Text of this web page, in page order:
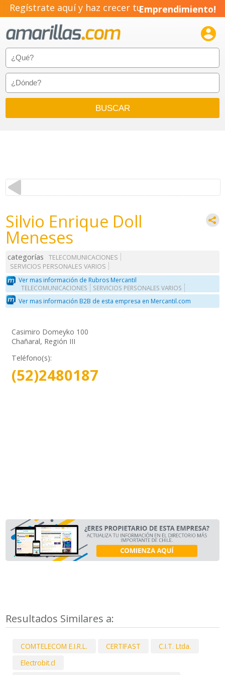
Regístrate aquí y haz crecer tuEmprendimiento!

Silvio Enrique Doll
Meneses
categorías
TELECOMUNICACIONES
SERVICIOS PERSONALES VARIOS
Ver mas información de Rubros Mercantil
TELECOMUNICACIONES SERVICIOS PERSONALES VARIOS
Ver mas información B2B de esta empresa en Mercantil.com
Casimiro Domeyko 100
Chañaral, Región III
Teléfono(s):
(52)2480187
Resultados Similares a:
COMTELECOM E.I.R.L. CERTIFAST
C.I.T. Ltda.
Electrobit.cl